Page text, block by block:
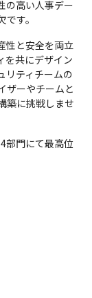
の高い人事デー
す。
性と安全を両立
を共にデザイン
リティチームの
ザーやチームと
築に挑戦しませ
部門にて最高位
築・運用して
リティ実装を